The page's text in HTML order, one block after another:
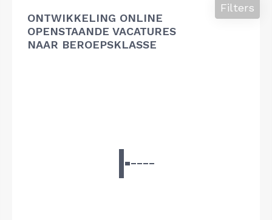
ONTWIKKELING ONLINE
OPENSTAANDE VACATURES
NAAR BEROEPSKLASSE
Filters